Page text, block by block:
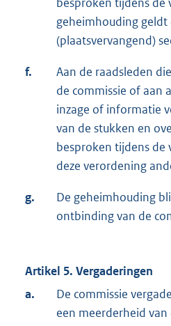
geheimhouding geldt
(plaatsvervangend)
f.
Aan de raadsleden
de commissie of aan
inzage of informatie
van de stukken en
besproken tijdens de
deze verordening
g.
De geheimhouding
ontbinding van de
Artikel 5. Vergaderingen
a.
De commissie
een meerderheid